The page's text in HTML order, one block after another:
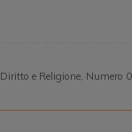
Diritto e Religione, Numero